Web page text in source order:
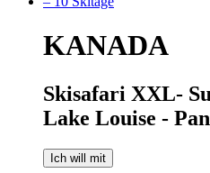
KANADA
Skisafari XXL-
Lake Louise -
Ich will mit